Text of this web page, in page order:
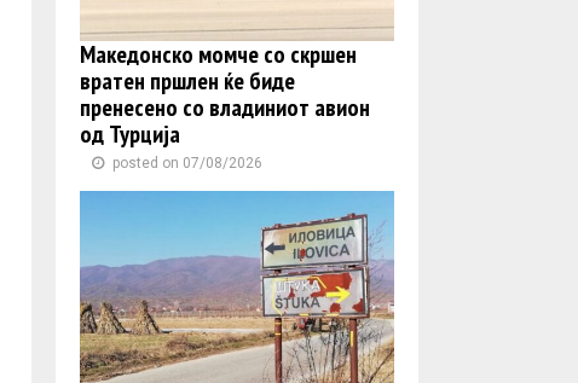
Македонско момче со скршен
вратен пршлен ќе биде
пренесено со владиниот авион
од Турција
posted on 07/08/2026